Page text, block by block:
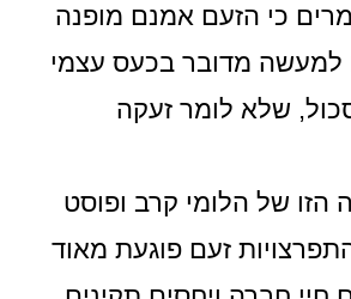
כי הזעם אמנם מופנה
למעשה מדובר בכעס עצמי
שלא לומר זעקה
הזו של הלומי קרב ופוסט
זעם פוגעת מאוד